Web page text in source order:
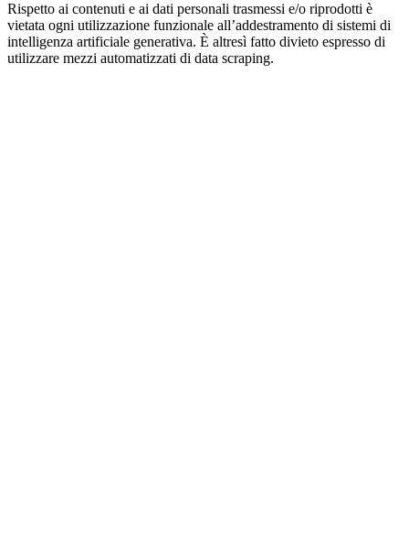
Rispetto ai contenuti e ai dati personali trasmessi e/o riprodotti è
vietata ogni utilizzazione funzionale all’addestramento di sistemi di
intelligenza artificiale generativa. È altresì fatto divieto espresso di
utilizzare mezzi automatizzati di data scraping.